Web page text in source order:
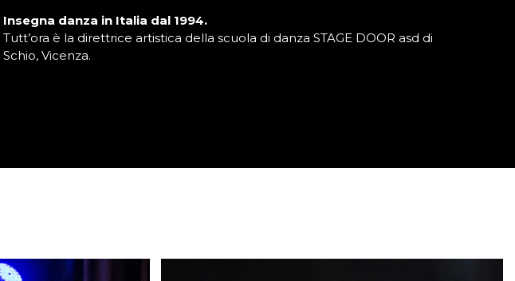
Insegna danza in Italia dal 1994.
Tutt’ora è la direttrice artistica della scuola di danza STAGE DOOR asd di
Schio, Vicenza.